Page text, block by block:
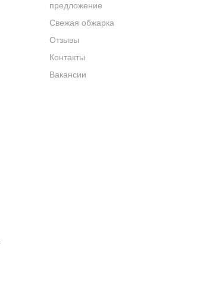
предложение
Свежая обжарка
Отзывы
Контакты
Вакансии